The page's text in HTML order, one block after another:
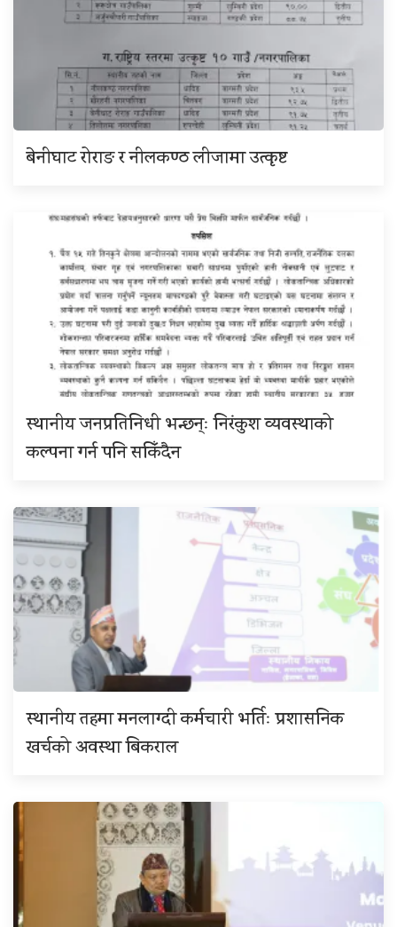
बेनीघाट रोराङ र नीलकण्ठ लीजामा उत्कृष्ट
स्थानीय जनप्रतिनिधी भन्छन्ः निरंकुश व्यवस्थाको
कल्पना गर्न पनि सकिँदैन
स्थानीय तहमा मनलाग्दी कर्मचारी भर्तिः प्रशासनिक
खर्चको अवस्था बिकराल